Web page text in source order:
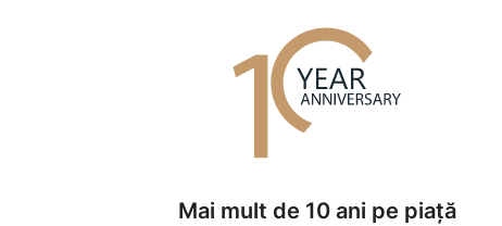
Mai mult de 10 ani pe piață